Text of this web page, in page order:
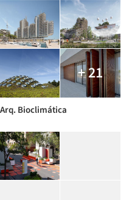
+ 21
Arq. Bioclimática